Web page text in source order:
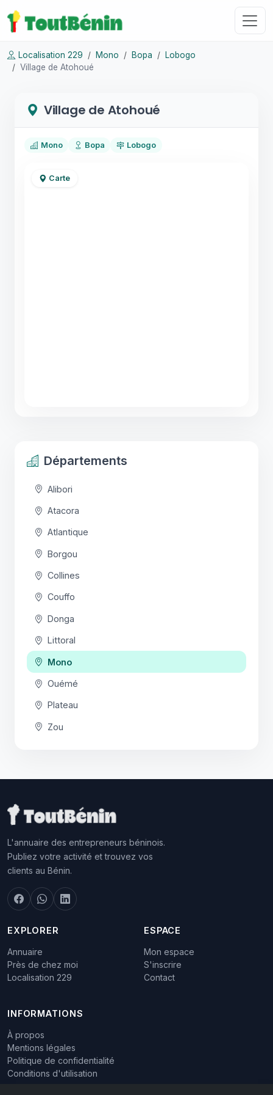
Localisation 229 Mono Bopa
Lobogo
Village de Atohoué
Village de Atohoué
Mono Bopa Lobogo
Carte
Départements
Alibori
Atacora
Atlantique
Borgou
Collines
Couffo
Donga
Littoral
Mono
Ouémé
Plateau
Zou
L'annuaire des entrepreneurs béninois.
Publiez votre activité et trouvez vos
clients au Bénin.
EXPLORER
Annuaire
Près de chez moi
Localisation 229
ESPACE
Mon espace
S'inscrire
Contact
INFORMATIONS
À propos
Mentions légales
Politique de confidentialité
Conditions d'utilisation